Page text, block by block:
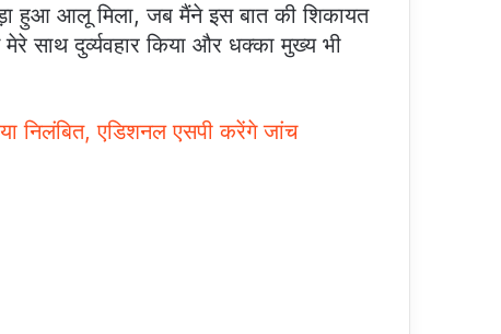
हुआ आलू मिला, जब मैंने इस बात की शिकायत
साथ दुर्व्यवहार किया और धक्का मुख्य भी
निलंबित, एडिशनल एसपी करेंगे जांच